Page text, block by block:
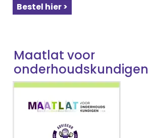
Bestel hier >
Maatlat voor
onderhoudskundigen